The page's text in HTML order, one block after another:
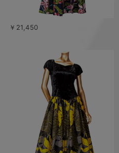
￥21,450